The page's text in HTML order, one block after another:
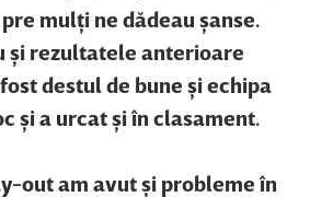
mulţi ne dădeau şanse.
şi rezultatele anterioare
destul de bune şi echipa
şi a urcat şi în clasament.
out am avut şi probleme în